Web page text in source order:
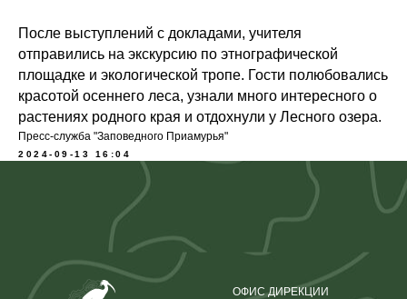
После выступлений с докладами, учителя
отправились на экскурсию по этнографической
площадке и экологической тропе. Гости полюбовались
красотой осеннего леса, узнали много интересного о
растениях родного края и отдохнули у Лесного озера.
Пресс-служба "Заповедного Приамурья"
2024-09-13 16:04
ОФИС ДИРЕКЦИИ